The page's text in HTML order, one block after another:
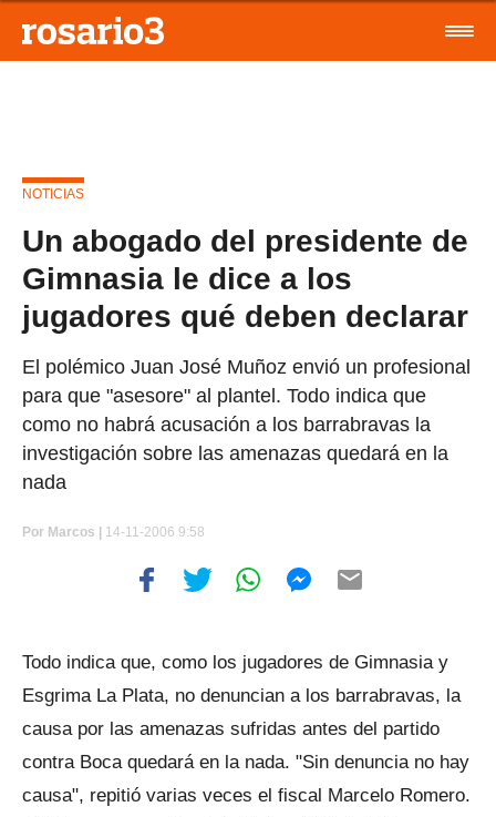
NOTICIAS
Un abogado del presidente de
Gimnasia le dice a los
jugadores qué deben declarar
El polémico Juan José Muñoz envió un profesional
para que "asesore" al plantel. Todo indica que
como no habrá acusación a los barrabravas la
investigación sobre las amenazas quedará en la
nada
Por Marcos | 14-11-2006 9:58
Todo indica que, como los jugadores de Gimnasia y
Esgrima La Plata, no denuncian a los barrabravas, la
causa por las amenazas sufridas antes del partido
contra Boca quedará en la nada. "Sin denuncia no hay
causa", repitió varias veces el fiscal Marcelo Romero.